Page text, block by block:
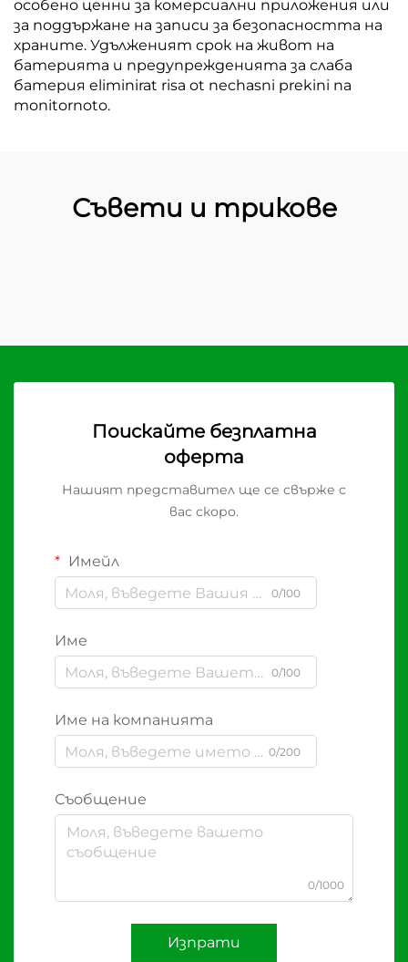
особено ценни за комерсиални приложения или
за поддържане на записи за безопасността на
храните. Удълженият срок на живот на
батерията и предупрежденията за слаба
батерия eliminirat risa ot nechasni prekini na
monitornoto.
Съвети и трикове
Поискайте безплатна
оферта
Нашият представител ще се свърже с
вас скоро.
Имейл
0/100
Име
0/100
Име на компанията
0/200
Съобщение
0/1000
Изпрати